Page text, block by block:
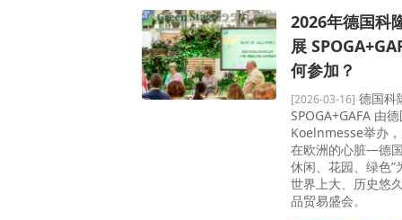
2026年德国科
展
何参加？
[2026-03-16] 德国科
SPOGA+GAFA 由
Koelnmesse举办
在欧洲的心脏—德
休闲、花园、绿色
世界上大、历史悠
品贸易盛会。